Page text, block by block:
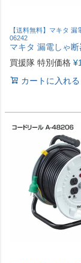
【送料無料】マキタ 漏
06242
マキタ 漏電しゃ
買援隊 特別価格 ¥
カートに入れる